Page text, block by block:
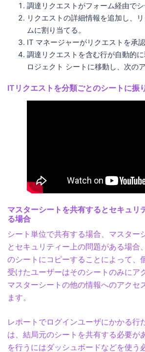
調達リクエストがフォーム経由でシ
リクエストの詳細情報を追加し、
ムに割り当てる。
IT マネージャーがリクエストを承認
調達リクエストを含む行が自動的
ロジェクト シートに移動し、次の
ITリクエストを分類ごとのシートに振
マスターシートを共有するとセキュリ
る場合
シート単位で共有する場合、マスター
とセキュリティー上の問題がある場合
のシートにコピーすることによって、
受けたユーザーはそのシートのみにア
マスターシートの他の情報へのアクセ
ます。
レポートでログインユーザにかかる行
は、結局元のシートを共有する必要が
を行うにはダッシュボードなどを使う